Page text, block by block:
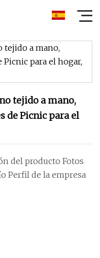
tejido a mano,
de Picnic para el
del producto Fotos
Perfil de la empresa